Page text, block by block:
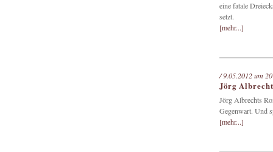
eine fatale
setzt.
[mehr...]
/ 9.05.2012 um
Jörg
Jörg Albrechts
Gegenwart. Und
[mehr...]